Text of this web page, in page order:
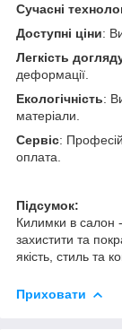
Сучасні
Доступні ціни:
Легкість
деформації.
Екологічність:
матеріали.
Сервіс:
оплата.
Підсумок:
Килимки в салон
захистити та
якість, стиль та
Приховати